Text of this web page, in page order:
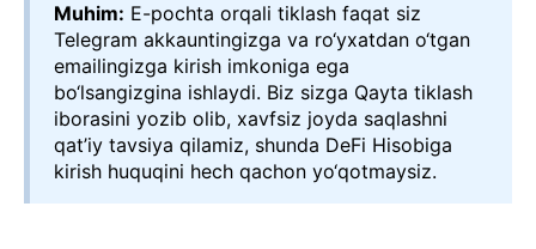
Muhim: E-pochta orqali tiklash faqat siz
Telegram akkauntingizga va ro‘yxatdan o‘tgan
emailingizga kirish imkoniga ega
bo‘lsangizgina ishlaydi. Biz sizga Qayta tiklash
iborasini yozib olib, xavfsiz joyda saqlashni
qat’iy tavsiya qilamiz, shunda DeFi Hisobiga
kirish huquqini hech qachon yo‘qotmaysiz.